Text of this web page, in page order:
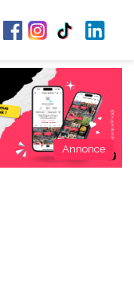
Annonce